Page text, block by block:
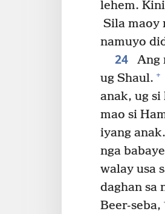
lehem.
Sila maoy
namuyo
24 Ang
ug Shaul. +
anak, ug si
mao si
iyang anak.
nga
walay usa
daghan sa
Beer-seba,